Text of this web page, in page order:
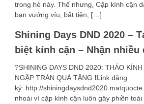
trong hè này. Thế nhưng, Cặp kính cận
bạn vướng víu, bất tiện, […]
Shining Days DND 2020 –
biệt kính cận – Nhận nhiều
?SHINING DAYS DND 2020: THÁO
NGẬP TRÀN QUÀ TẶNG ❗️Link đăng
ký: http://
nhoài vì cặp kính cận luôn gây phiền